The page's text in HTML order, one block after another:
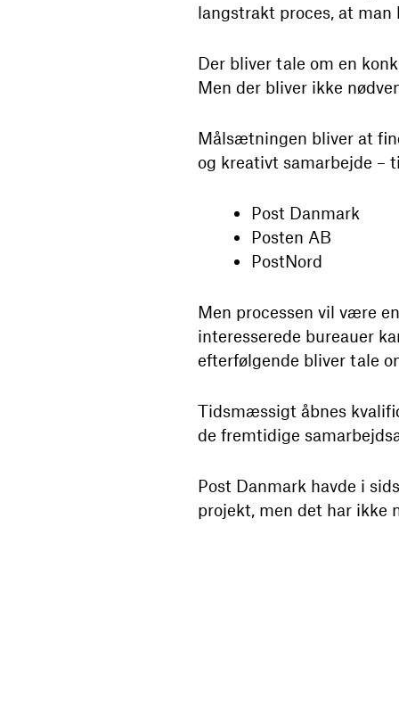
langstrakt proces, at man
Der bliver tale om en
Men der bliver ikke
Målsætningen bliver at
og kreativt samarbejde –
Post Danmark
Posten AB
PostNord
Men processen vil være
interesserede bureauer
efterfølgende bliver tale
Tidsmæssigt åbnes
de fremtidige
Post Danmark havde i
projekt, men det har ikke